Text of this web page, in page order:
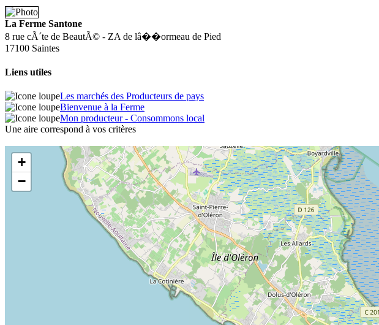
La Ferme Santone
8 rue cÃ´te de BeautÃ© - ZA de lâ��ormeau de Pied
17100 Saintes
Liens utiles
Les marchés des Producteurs de pays
Bienvenue à la Ferme
Mon producteur - Consommons local
Une aire correspond à vos critères
+
−